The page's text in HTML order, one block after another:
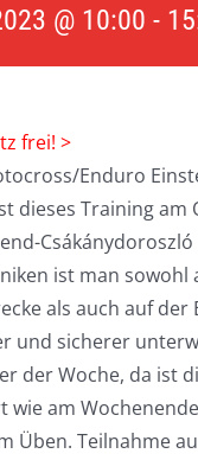
@ 10:00 -
frei! >
Enduro
dieses Training am
ist man sowohl
als auch auf
und sicherer
der Woche, da ist
wie am
Üben. Teilnahme